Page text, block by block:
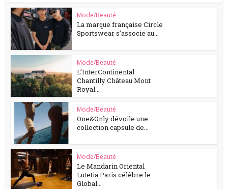
Mode/Beauté
La marque française Circle
Sportswear s’associe au...
Mode/Beauté
L’InterContinental
Chantilly Château Mont
Royal...
Mode/Beauté
One&Only dévoile une
collection capsule de...
Mode/Beauté
Le Mandarin Oriental
Lutetia Paris célèbre le
Global...